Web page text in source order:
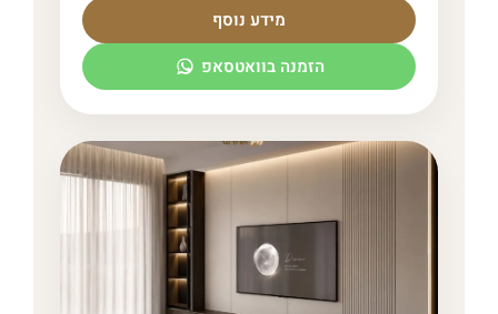
מידע נוסף
הזמנה בוואטסאפ